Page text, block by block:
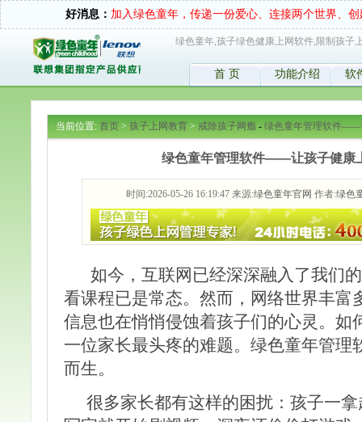
好消息： 加入绿色童年，传递一份爱心、连接两个世界、
绿色童年,孩子绿色健康上网软件,限制孩子
首 页 功能介绍 软
当前位置: 首页> 孩子上网教育> 戒除孩子网瘾 - 绿色童年管理软件——
绿色童年管理软件——让孩子健康
时间:2026-05-26 16:19:47 来源:绿色童年官网 作者:绿色
如今，互联网已经深深融入了我们
看课程已是常态。然而，网络世界丰富
信息也在悄悄侵蚀着孩子们的心灵。如
一位家长最头疼的难题。绿色童年管理
而生。
很多家长都有这样的困扰：孩子一